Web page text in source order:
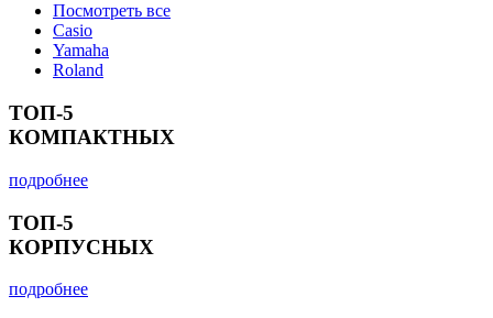
Посмотреть все
Casio
Yamaha
Roland
ТОП-5
КОМПАКТНЫХ
подробнее
ТОП-5
КОРПУСНЫХ
подробнее